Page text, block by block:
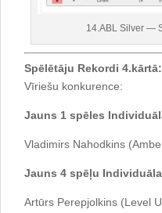
14.ABL Silver —
Spēlētāju Rekordi 4.kārtā:
Vīriešu konkurence:
Jauns 1 spēles
Vladimirs Nahodkins
Jauns 4 spēļu
Artūrs Perepjolkins (Level